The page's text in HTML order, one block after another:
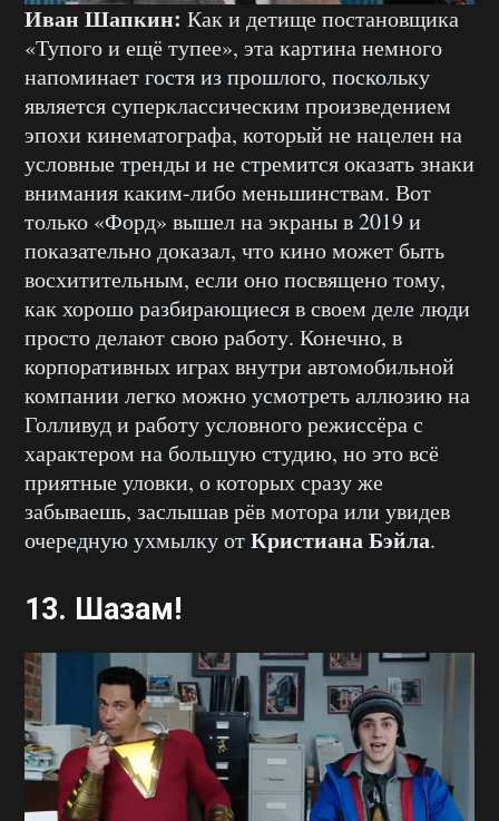
Иван Шапкин: Как и детище постановщика
«Тупого и ещё тупее», эта картина немного
напоминает гостя из прошлого, поскольку
является суперклассическим произведением
эпохи кинематографа, который не нацелен на
условные тренды и не стремится оказать знаки
внимания каким-либо меньшинствам. Вот
только «Форд» вышел на экраны в 2019 и
показательно доказал, что кино может быть
восхитительным, если оно посвящено тому,
как хорошо разбирающиеся в своем деле люди
просто делают свою работу. Конечно, в
корпоративных играх внутри автомобильной
компании легко можно усмотреть аллюзию на
Голливуд и работу условного режиссёра с
характером на большую студию, но это всё
приятные уловки, о которых сразу же
забываешь, заслышав рёв мотора или увидев
очередную ухмылку отКристиана Бэйла.
13. Шазам!